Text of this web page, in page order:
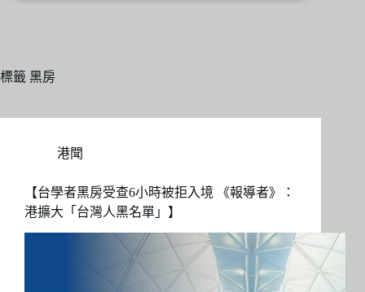
標籤 黑房
港聞
【台學者黑房受查6小時被拒入境 《報導者》：
港擴大「台灣人黑名單」】